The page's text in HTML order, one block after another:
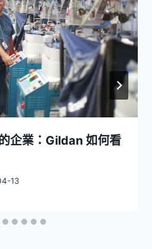
企業：Gildan 如何看
13